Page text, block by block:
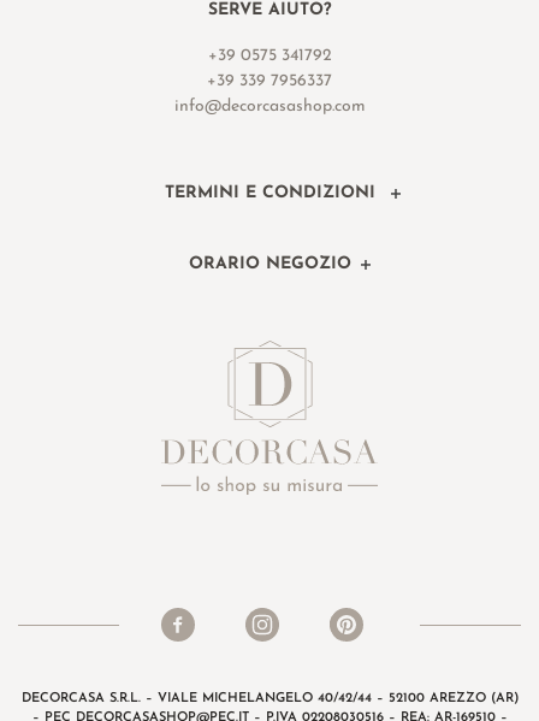
SERVE AIUTO?
+39 0575 341792
+39 339 7956337
info@decorcasashop.com
TERMINI E CONDIZIONI
ORARIO NEGOZIO
DECORCASA S.R.L. – VIALE MICHELANGELO 40/42/44 – 52100 AREZZO (AR)
– PEC
DECORCASASHOP@PEC.IT– P.IVA 02208030516 – REA: AR-169510 –